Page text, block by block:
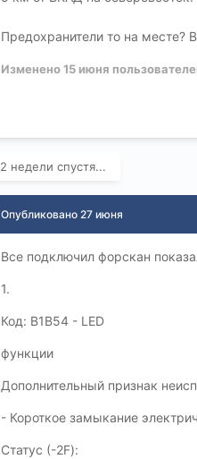
Предохранители то на месте?
Изменено15 июня
2 недели спустя...
Опубликовано 27 июня
Все подключил форскан
1.
Код: B1B54 - LED
функции
Дополнительный признак
- Короткое замыкание
Статус (-2F):